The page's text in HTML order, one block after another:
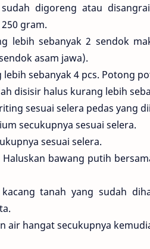
digoreng atau
gram.
lebih sebanyak 2 sendok
asam jawa).
sebanyak 4 pcs. Potong
disisir halus kurang lebih
sesuai selera pedas yang
secukupnya sesuai selera.
sesuai selera.
Haluskan bawang putih
tanah yang sudah
air hangat secukupnya